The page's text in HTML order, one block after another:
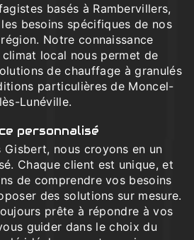
basés à Rambervillers,
besoins spécifiques de nos
Notre connaissance
local nous permet de
de chauffage à granulés
particulières de Moncel-
lès-Lunéville.
personnalisé
Gisbert, nous croyons en un
Chaque client est unique, et
de comprendre vos besoins
des solutions sur mesure.
prête à répondre à vos
guider dans le choix du